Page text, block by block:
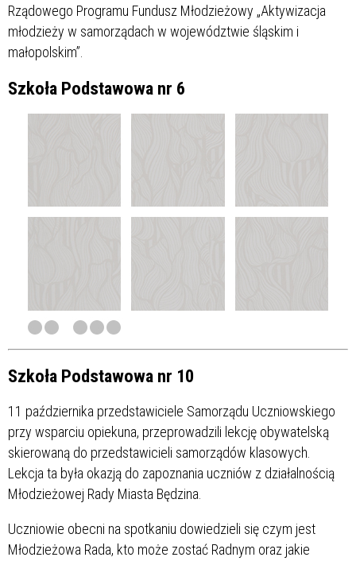
Rządowego Programu Fundusz Młodzieżowy „Aktywizacja
młodzieży w samorządach w województwie śląskim i
małopolskim”.
Szkoła Podstawowa nr 6
Szkoła Podstawowa nr 10
11 października przedstawiciele Samorządu Uczniowskiego
przy wsparciu opiekuna, przeprowadzili lekcję obywatelską
skierowaną do przedstawicieli samorządów klasowych.
Lekcja ta była okazją do zapoznania uczniów z działalnością
Młodzieżowej Rady Miasta Będzina.
Uczniowie obecni na spotkaniu dowiedzieli się czym jest
Młodzieżowa Rada, kto może zostać Radnym oraz jakie